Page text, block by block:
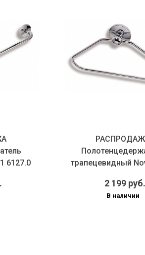
6127.0
трапецевидный
2 199 руб.
В наличии